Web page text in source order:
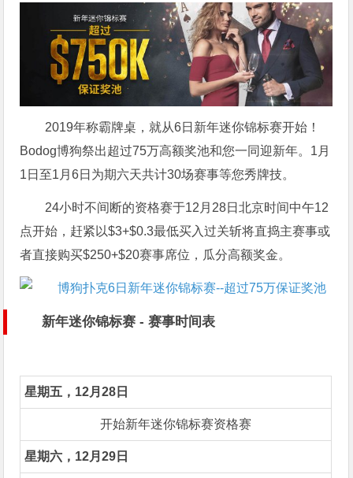
2019年称霸牌桌，就从6日新年迷你锦标赛开始！
Bodog博狗祭出超过75万高额奖池和您一同迎新年。1月
1日至1月6日为期六天共计30场赛事等您秀牌技。
24小时不间断的资格赛于12月28日北京时间中午12
点开始，赶紧以$3+$0.3最低买入过关斩将直捣主赛事或
者直接购买$250+$20赛事席位，瓜分高额奖金。
新年迷你锦标赛 - 赛事时间表
星期五，12月28日
开始新年迷你锦标赛资格赛
星期六，12月29日